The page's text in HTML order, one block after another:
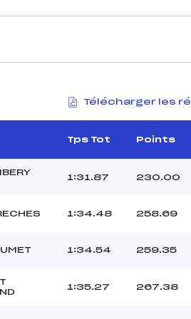
LES
Télécharger les
Tps Tot Points
1:31.87 230.00
1:34.48 258.69
1:34.54 259.35
1:35.27 267.38